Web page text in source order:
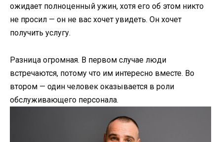
ожидает полноценный ужин, хотя его об этом никто
не просил — он не вас хочет увидеть. Он хочет
получить услугу.
Разница огромная. В первом случае люди
встречаются, потому что им интересно вместе. Во
втором — один человек оказывается в роли
обслуживающего персонала.